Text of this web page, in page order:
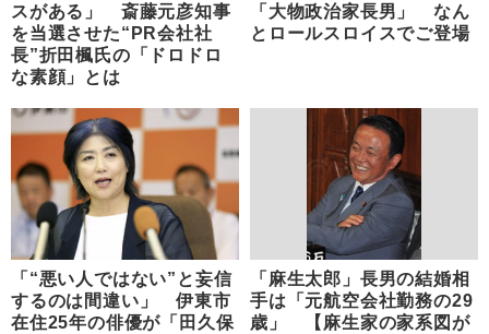
スがある」 斎藤元彦知事
を当選させた“PR会社社
長”折田楓氏の「ドロドロ
な素顔」とは
「大物政治家長男」 なん
とロールスロイスでご登場
「“悪い人ではない”と妄信
するのは間違い」 伊東市
在住25年の俳優が「田久保
「麻生太郎」長男の結婚相
手は「元航空会社勤務の29
歳」 【麻生家の家系図が